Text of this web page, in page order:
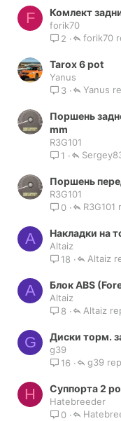
F Комлект
forik70
2
forik70
Tarox 6 pot
Yanus
3
Yanus
Поршень
mm
R3G101
1
Поршень
R3G101
0
R3G101
A Накладки на
Altaiz
18
Altaiz
A Блок ABS
Altaiz
8
Altaiz
G Диски торм.
g39
16
g39
H Суппорта 2
Hatebreeder
0